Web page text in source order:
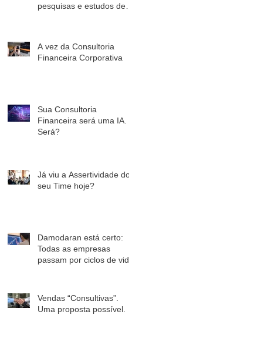
pesquisas e estudos de
A vez da Consultoria
Financeira Corporativa
Sua Consultoria
Financeira será uma IA.
Será?
Já viu a Assertividade do
seu Time hoje?
Damodaran está certo:
Todas as empresas
passam por ciclos de vida.
Vendas “Consultivas”.
Uma proposta possível.